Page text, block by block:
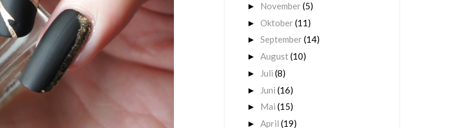
► November(5)
► Oktober(11)
► September(14)
► August(10)
► Juli (8)
► Juni (16)
► Mai (15)
► April (19)